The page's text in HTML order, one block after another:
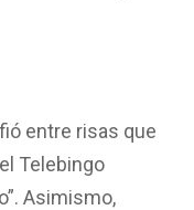
entre risas que
Telebingo
Asimismo,